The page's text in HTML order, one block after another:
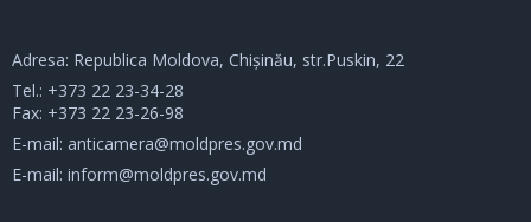
Adresa: Republica Moldova, Chișinău, str.Puskin, 22
Tel.: +373 22 23-34-28
Fax: +373 22 23-26-98
E-mail: anticamera@moldpres.gov.md
E-mail: inform@moldpres.gov.md